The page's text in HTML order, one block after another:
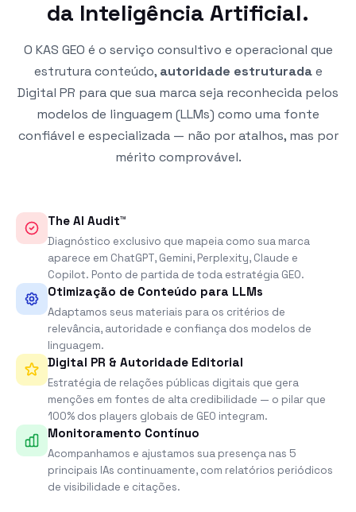
da Inteligência Artificial.
O KAS GEO é o serviço consultivo e operacional que
estrutura conteúdo, autoridade estruturadae
Digital PR para que sua marca seja reconhecida pelos
modelos de linguagem (LLMs) como uma fonte
confiável e especializada — não por atalhos, mas por
mérito comprovável.
The AI Audit™
Diagnóstico exclusivo que mapeia como sua marca
aparece em ChatGPT, Gemini, Perplexity, Claude e
Copilot. Ponto de partida de toda estratégia GEO.
Otimização de Conteúdo para LLMs
Adaptamos seus materiais para os critérios de
relevância, autoridade e confiança dos modelos de
linguagem.
Digital PR & Autoridade Editorial
Estratégia de relações públicas digitais que gera
menções em fontes de alta credibilidade — o pilar que
100% dos players globais de GEO integram.
Monitoramento Contínuo
Acompanhamos e ajustamos sua presença nas 5
principais IAs continuamente, com relatórios periódicos
de visibilidade e citações.